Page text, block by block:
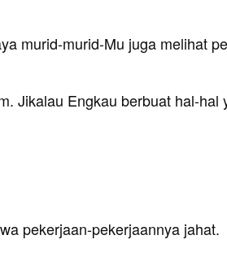
murid-murid-Mu juga melihat
Jikalau Engkau berbuat hal-hal
pekerjaan-pekerjaannya jahat.